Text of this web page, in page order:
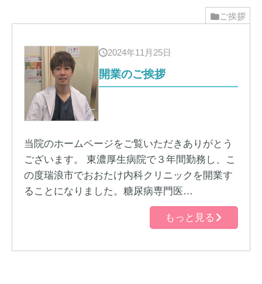
ご挨拶
2024年11月25日
開業のご挨拶
当院のホームページをご覧いただきありがとう
ございます。 東濃厚生病院で３年間勤務し、こ
の度瑞浪市でおおたけ内科クリニックを開業す
ることになりました。糖尿病専門医…
もっと見る